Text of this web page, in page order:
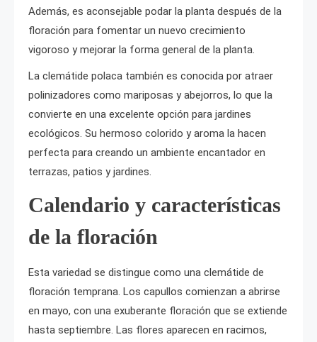
Además, es aconsejable podar la planta después de la
floración para fomentar un nuevo crecimiento
vigoroso y mejorar la forma general de la planta.
La clemátide polaca también es conocida por atraer
polinizadores como mariposas y abejorros, lo que la
convierte en una excelente opción para jardines
ecológicos. Su hermoso colorido y aroma la hacen
perfecta para creando un ambiente encantador en
terrazas, patios y jardines.
Calendario y características
de la floración
Esta variedad se distingue como una clemátide de
floración temprana. Los capullos comienzan a abrirse
en mayo, con una exuberante floración que se extiende
hasta septiembre. Las flores aparecen en racimos,